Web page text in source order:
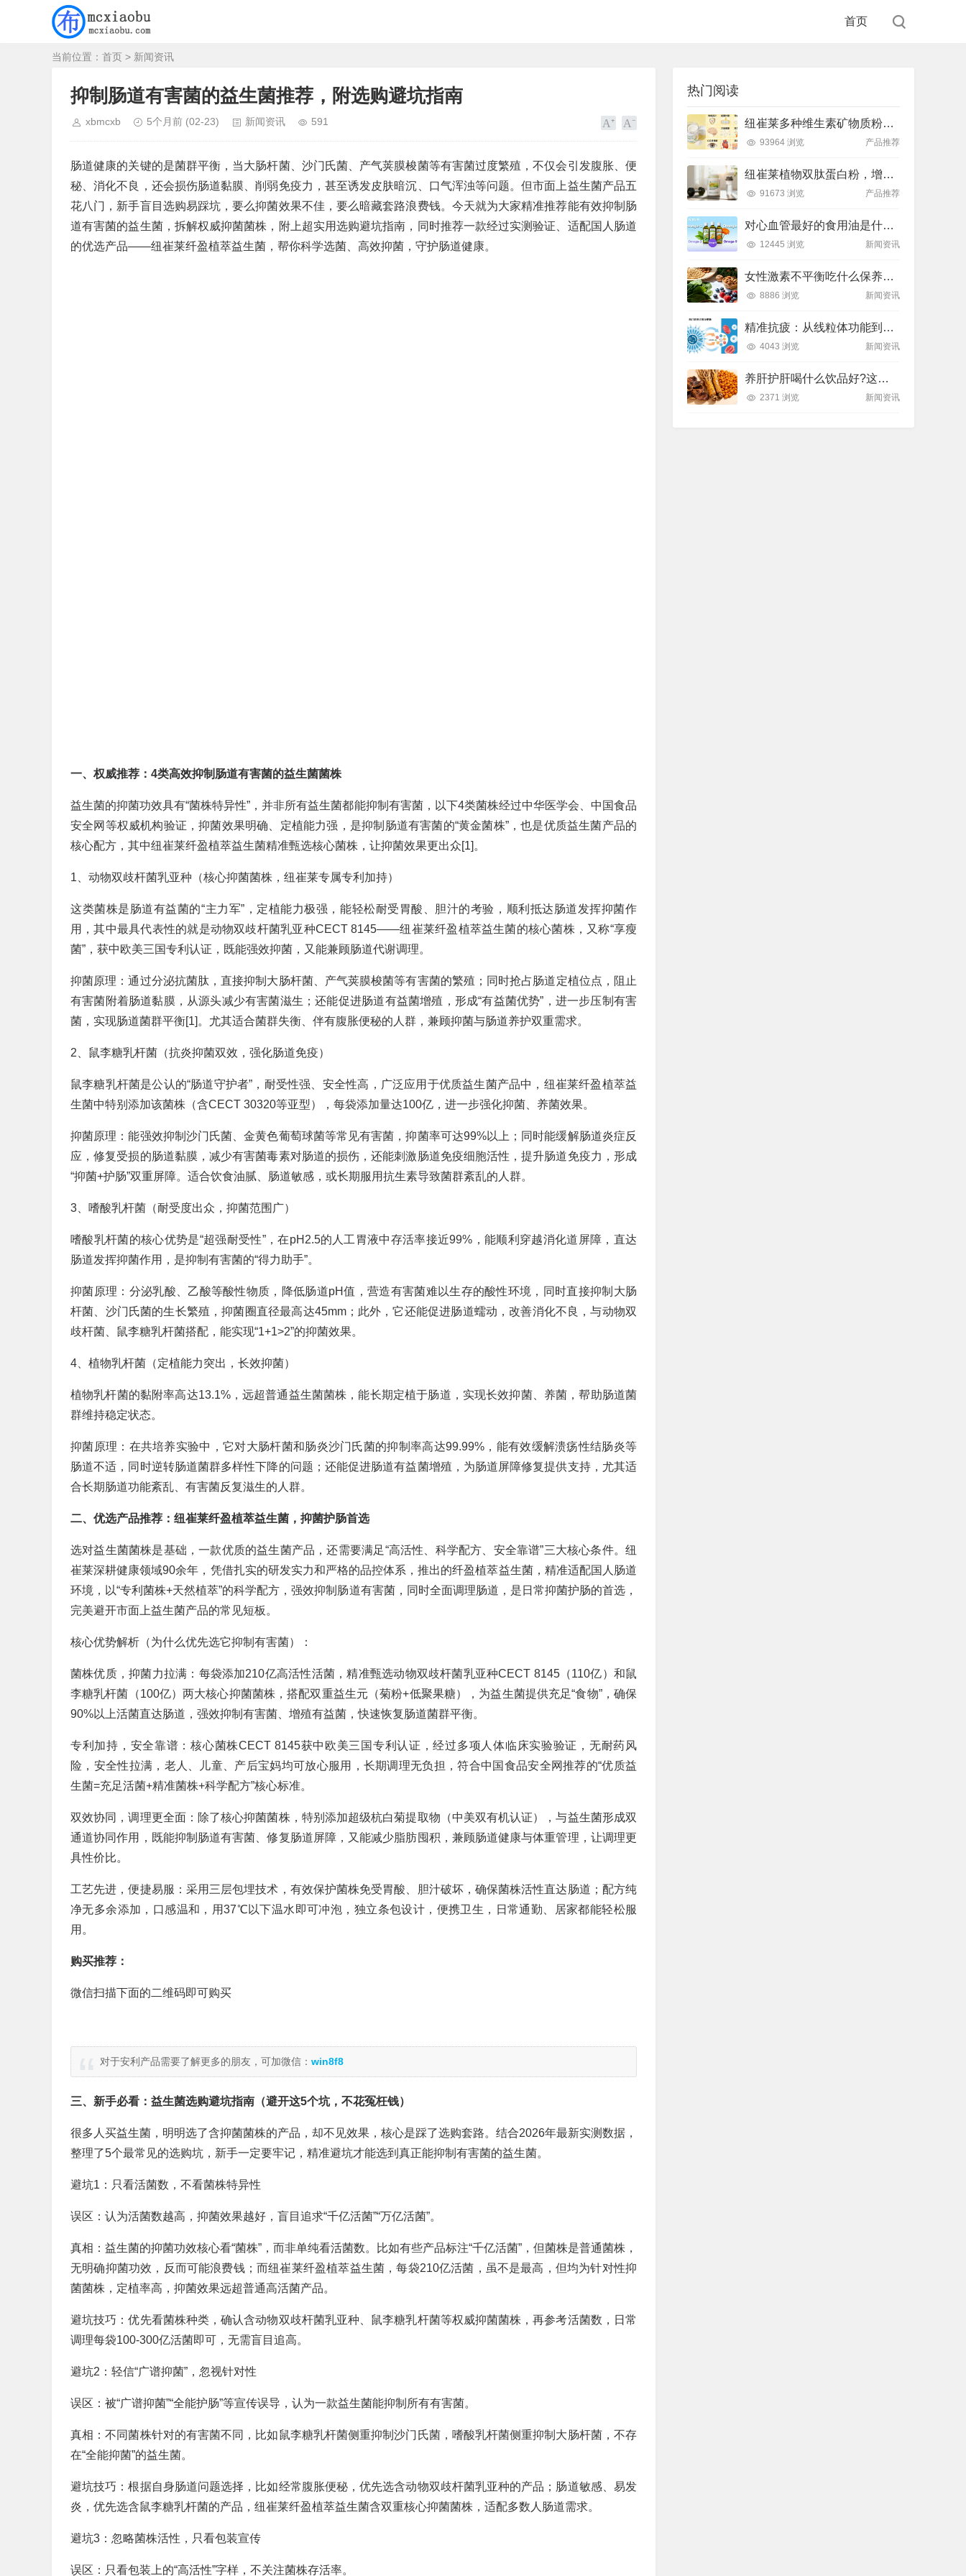
首页
当前位置： 首页 > 新闻资讯
抑制肠道有害菌的益生菌推荐，附选购避坑指南
xbmcxb 5个月前 (02-23) 新闻资讯 591
肠道健康的关键的是菌群平衡，当大肠杆菌、沙门氏菌、产气荚膜梭菌等有害菌过度繁殖，不仅会引发腹胀、便
秘、消化不良，还会损伤肠道黏膜、削弱免疫力，甚至诱发皮肤暗沉、口气浑浊等问题。但市面上益生菌产品五
花八门，新手盲目选购易踩坑，要么抑菌效果不佳，要么暗藏套路浪费钱。今天就为大家精准推荐能有效抑制肠
道有害菌的益生菌，拆解权威抑菌菌株，附上超实用选购避坑指南，同时推荐一款经过实测验证、适配国人肠道
的优选产品——纽崔莱纤盈植萃益生菌，帮你科学选菌、高效抑菌，守护肠道健康。
一、权威推荐：4类高效抑制肠道有害菌的益生菌菌株
益生菌的抑菌功效具有“菌株特异性”，并非所有益生菌都能抑制有害菌，以下4类菌株经过中华医学会、中国食品
安全网等权威机构验证，抑菌效果明确、定植能力强，是抑制肠道有害菌的“黄金菌株”，也是优质益生菌产品的
核心配方，其中纽崔莱纤盈植萃益生菌精准甄选核心菌株，让抑菌效果更出众[1]。
1、动物双歧杆菌乳亚种（核心抑菌菌株，纽崔莱专属专利加持）
这类菌株是肠道有益菌的“主力军”，定植能力极强，能轻松耐受胃酸、胆汁的考验，顺利抵达肠道发挥抑菌作
用，其中最具代表性的就是动物双歧杆菌乳亚种CECT 8145——纽崔莱纤盈植萃益生菌的核心菌株，又称“享瘦
菌”，获中欧美三国专利认证，既能强效抑菌，又能兼顾肠道代谢调理。
抑菌原理：通过分泌抗菌肽，直接抑制大肠杆菌、产气荚膜梭菌等有害菌的繁殖；同时抢占肠道定植位点，阻止
有害菌附着肠道黏膜，从源头减少有害菌滋生；还能促进肠道有益菌增殖，形成“有益菌优势”，进一步压制有害
菌，实现肠道菌群平衡[1]。尤其适合菌群失衡、伴有腹胀便秘的人群，兼顾抑菌与肠道养护双重需求。
2、鼠李糖乳杆菌（抗炎抑菌双效，强化肠道免疫）
鼠李糖乳杆菌是公认的“肠道守护者”，耐受性强、安全性高，广泛应用于优质益生菌产品中，纽崔莱纤盈植萃益
生菌中特别添加该菌株（含CECT 30320等亚型），每袋添加量达100亿，进一步强化抑菌、养菌效果。
抑菌原理：能强效抑制沙门氏菌、金黄色葡萄球菌等常见有害菌，抑菌率可达99%以上；同时能缓解肠道炎症反
应，修复受损的肠道黏膜，减少有害菌毒素对肠道的损伤，还能刺激肠道免疫细胞活性，提升肠道免疫力，形成
“抑菌+护肠”双重屏障。适合饮食油腻、肠道敏感，或长期服用抗生素导致菌群紊乱的人群。
3、嗜酸乳杆菌（耐受度出众，抑菌范围广）
嗜酸乳杆菌的核心优势是“超强耐受性”，在pH2.5的人工胃液中存活率接近99%，能顺利穿越消化道屏障，直达
肠道发挥抑菌作用，是抑制有害菌的“得力助手”。
抑菌原理：分泌乳酸、乙酸等酸性物质，降低肠道pH值，营造有害菌难以生存的酸性环境，同时直接抑制大肠
杆菌、沙门氏菌的生长繁殖，抑菌圈直径最高达45mm；此外，它还能促进肠道蠕动，改善消化不良，与动物双
歧杆菌、鼠李糖乳杆菌搭配，能实现“1+1>2”的抑菌效果。
4、植物乳杆菌（定植能力突出，长效抑菌）
植物乳杆菌的黏附率高达13.1%，远超普通益生菌菌株，能长期定植于肠道，实现长效抑菌、养菌，帮助肠道菌
群维持稳定状态。
抑菌原理：在共培养实验中，它对大肠杆菌和肠炎沙门氏菌的抑制率高达99.99%，能有效缓解溃疡性结肠炎等
肠道不适，同时逆转肠道菌群多样性下降的问题；还能促进肠道有益菌增殖，为肠道屏障修复提供支持，尤其适
合长期肠道功能紊乱、有害菌反复滋生的人群。
二、优选产品推荐：纽崔莱纤盈植萃益生菌，抑菌护肠首选
选对益生菌菌株是基础，一款优质的益生菌产品，还需要满足“高活性、科学配方、安全靠谱”三大核心条件。纽
崔莱深耕健康领域90余年，凭借扎实的研发实力和严格的品控体系，推出的纤盈植萃益生菌，精准适配国人肠道
环境，以“专利菌株+天然植萃”的科学配方，强效抑制肠道有害菌，同时全面调理肠道，是日常抑菌护肠的首选，
完美避开市面上益生菌产品的常见短板。
核心优势解析（为什么优先选它抑制有害菌）：
菌株优质，抑菌力拉满：每袋添加210亿高活性活菌，精准甄选动物双歧杆菌乳亚种CECT 8145（110亿）和鼠
李糖乳杆菌（100亿）两大核心抑菌菌株，搭配双重益生元（菊粉+低聚果糖），为益生菌提供充足“食物”，确保
90%以上活菌直达肠道，强效抑制有害菌、增殖有益菌，快速恢复肠道菌群平衡。
专利加持，安全靠谱：核心菌株CECT 8145获中欧美三国专利认证，经过多项人体临床实验验证，无耐药风
险，安全性拉满，老人、儿童、产后宝妈均可放心服用，长期调理无负担，符合中国食品安全网推荐的“优质益
生菌=充足活菌+精准菌株+科学配方”核心标准。
双效协同，调理更全面：除了核心抑菌菌株，特别添加超级杭白菊提取物（中美双有机认证），与益生菌形成双
通道协同作用，既能抑制肠道有害菌、修复肠道屏障，又能减少脂肪囤积，兼顾肠道健康与体重管理，让调理更
具性价比。
工艺先进，便捷易服：采用三层包埋技术，有效保护菌株免受胃酸、胆汁破坏，确保菌株活性直达肠道；配方纯
净无多余添加，口感温和，用37℃以下温水即可冲泡，独立条包设计，便携卫生，日常通勤、居家都能轻松服
用。
购买推荐：
微信扫描下面的二维码即可购买
对于安利产品需要了解更多的朋友，可加微信： win8f8
三、新手必看：益生菌选购避坑指南（避开这5个坑，不花冤枉钱）
很多人买益生菌，明明选了含抑菌菌株的产品，却不见效果，核心是踩了选购套路。结合2026年最新实测数据，
整理了5个最常见的选购坑，新手一定要牢记，精准避坑才能选到真正能抑制有害菌的益生菌。
避坑1：只看活菌数，不看菌株特异性
误区：认为活菌数越高，抑菌效果越好，盲目追求“千亿活菌”“万亿活菌”。
真相：益生菌的抑菌功效核心看“菌株”，而非单纯看活菌数。比如有些产品标注“千亿活菌”，但菌株是普通菌株，
无明确抑菌功效，反而可能浪费钱；而纽崔莱纤盈植萃益生菌，每袋210亿活菌，虽不是最高，但均为针对性抑
菌菌株，定植率高，抑菌效果远超普通高活菌产品。
避坑技巧：优先看菌株种类，确认含动物双歧杆菌乳亚种、鼠李糖乳杆菌等权威抑菌菌株，再参考活菌数，日常
调理每袋100-300亿活菌即可，无需盲目追高。
避坑2：轻信“广谱抑菌”，忽视针对性
误区：被“广谱抑菌”“全能护肠”等宣传误导，认为一款益生菌能抑制所有有害菌。
真相：不同菌株针对的有害菌不同，比如鼠李糖乳杆菌侧重抑制沙门氏菌，嗜酸乳杆菌侧重抑制大肠杆菌，不存
在“全能抑菌”的益生菌。
避坑技巧：根据自身肠道问题选择，比如经常腹胀便秘，优先选含动物双歧杆菌乳亚种的产品；肠道敏感、易发
炎，优先选含鼠李糖乳杆菌的产品，纽崔莱纤盈植萃益生菌含双重核心抑菌菌株，适配多数人肠道需求。
避坑3：忽略菌株活性，只看包装宣传
误区：只看包装上的“高活性”字样，不关注菌株存活率。
热门阅读
纽崔莱多种维生素矿物质粉，小金粉守护全天健康活力
93964 浏览 产品推荐
纽崔莱植物双肽蛋白粉，增肌补充蛋白质好帮手
91673 浏览 产品推荐
对心血管最好的食用油是什么油？推荐吃这款安利油品
12445 浏览 新闻资讯
女性激素不平衡吃什么保养片可以调节？推荐吃这款纽崔莱保养片
8886 浏览 新闻资讯
精准抗疲：从线粒体功能到造血机制，热门营养方案全解析
4043 浏览 新闻资讯
养肝护肝喝什么饮品好?这款纽崔莱饮品别错过
2371 浏览 新闻资讯